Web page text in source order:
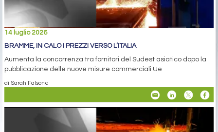
14 luglio 2026
BRAMME, IN CALO I PREZZI VERSO L’ITALIA
Aumenta la concorrenza tra fornitori del Sudest asiatico dopo la
pubblicazione delle nuove misure commerciali Ue
di Sarah Falsone